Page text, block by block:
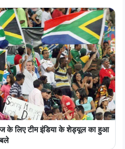
के लिए टीम इंडिया के शेड्यूल का हुआ